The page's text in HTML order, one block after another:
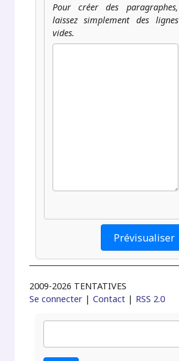
Pour créer des paragraphes,
laissez simplement des lignes
vides.
2009-2026 TENTATIVES
Se connecter |Contact | RSS 2.0